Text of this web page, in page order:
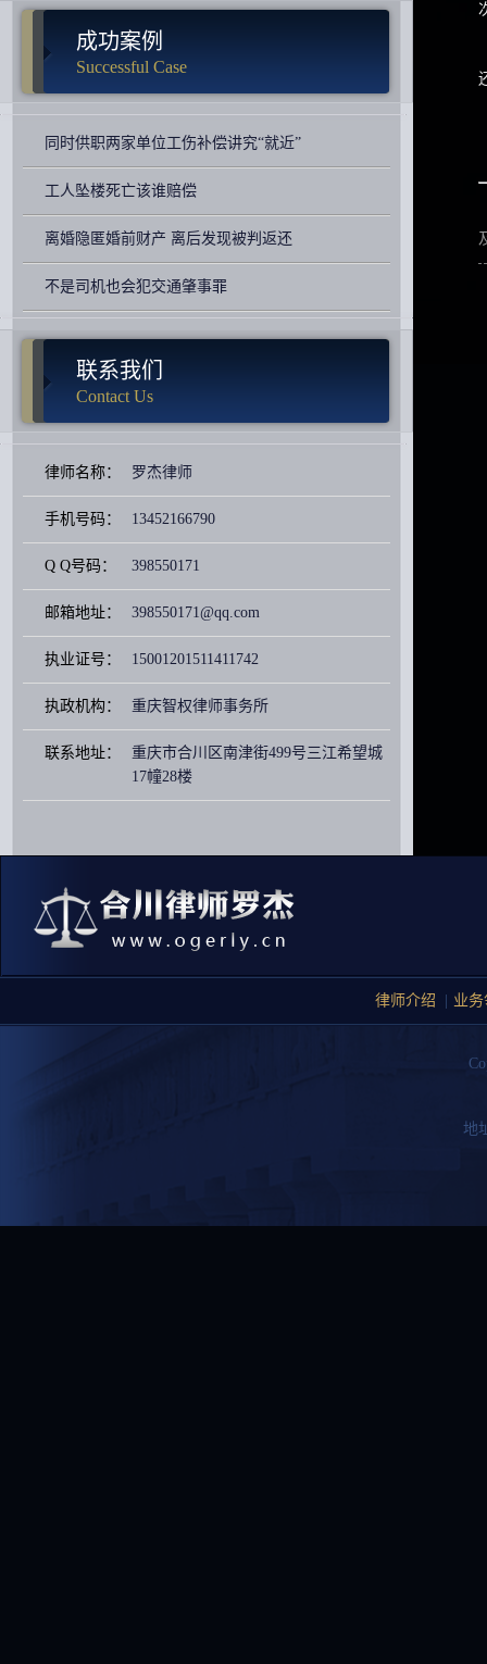
成功案例
Successful Case
同时供职两家单位工伤补偿讲究“就近”
工人坠楼死亡该谁赔偿
离婚隐匿婚前财产 离后发现被判返还
不是司机也会犯交通肇事罪
联系我们
Contact Us
律师名称： 罗杰律师
手机号码： 13452166790
Q Q号码： 398550171
邮箱地址： 398550171@qq.com
执业证号： 15001201511411742
执政机构： 重庆智权律师事务所
联系地址：
重庆市合川区南津街499号三江希望城
17幢28楼
律师介绍 业务
地